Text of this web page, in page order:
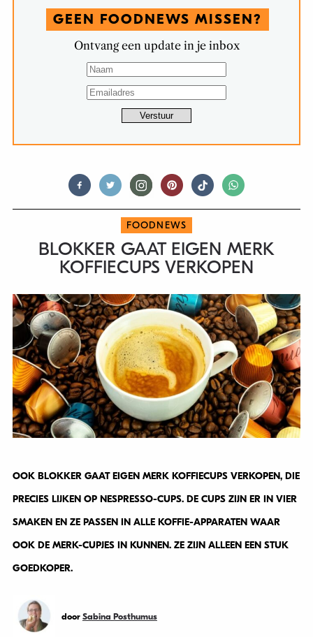
GEEN FOODNEWS MISSEN?
Ontvang een update in je inbox
FOODNEWS
BLOKKER GAAT EIGEN MERK
KOFFIECUPS VERKOPEN
OOK BLOKKER GAAT EIGEN MERK KOFFIECUPS VERKOPEN, DIE
PRECIES LIJKEN OP NESPRESSO-CUPS. DE CUPS ZIJN ER IN VIER
SMAKEN EN ZE PASSEN IN ALLE KOFFIE-APPARATEN WAAR
OOK DE MERK-CUPJES IN KUNNEN. ZE ZIJN ALLEEN EEN STUK
GOEDKOPER.
door Sabina Posthumus